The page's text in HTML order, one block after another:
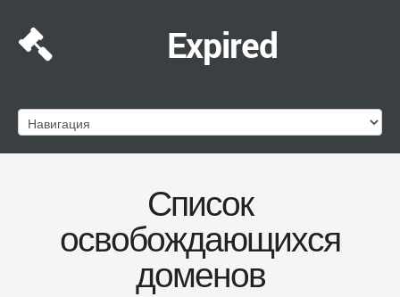
Expired
Список
освобождающихся
доменов